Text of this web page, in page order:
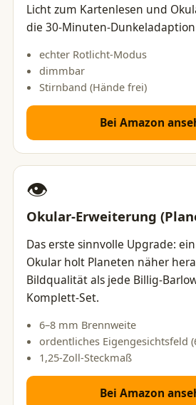
Licht zum Kartenlesen und
die 30-Minuten-
echter Rotlicht-Modus
dimmbar
Stirnband (Hände frei)
Bei Amazon
👁️
Okular-Erweiterung
Das erste sinnvolle Upgrade:
Okular holt Planeten näher
Bildqualität als jede Billig-
Komplett-Set.
6–8 mm Brennweite
ordentliches Eigengesichtsfeld
1,25-Zoll-Steckmaß
Bei Amazon